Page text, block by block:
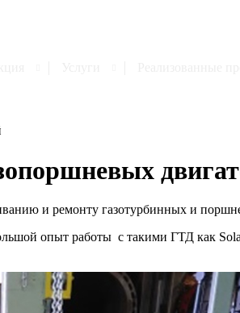
и ремонту газотурбинных и
опыт работы с такими ГТД как